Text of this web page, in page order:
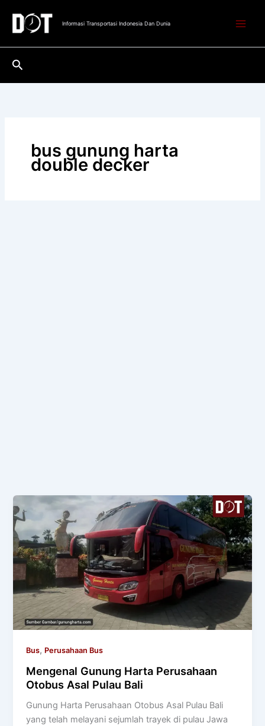
konten
Informasi Transportasi Indonesia Dan Dunia
Cari
bus gunung harta
double decker
Bus, Perusahaan Bus
Mengenal Gunung Harta Perusahaan
Otobus Asal Pulau Bali
Gunung Harta Perusahaan Otobus Asal Pulau Bali
yang telah melayani sejumlah trayek di pulau Jawa